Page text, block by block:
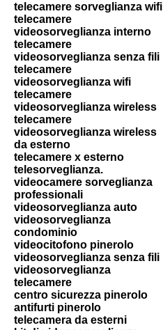
telecamere sorveglianza wifi
telecamere
videosorveglianza interno
telecamere
videosorveglianza senza fili
telecamere
videosorveglianza wifi
telecamere
videosorveglianza wireless
telecamere
videosorveglianza wireless
da esterno
telecamere x esterno
telesorveglianza.
videocamere sorveglianza
professionali
videosorveglianza auto
videosorveglianza
condominio
videocitofono pinerolo
videosorveglianza senza fili
videosorveglianza
telecamere
centro sicurezza pinerolo
antifurti pinerolo
telecamera da esterni